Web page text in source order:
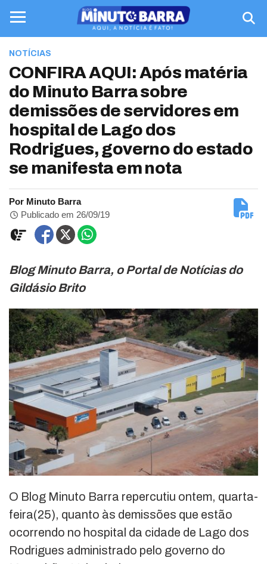
NOTÍCIAS
CONFIRA AQUI: Após matéria
do Minuto Barra sobre
demissões de servidores em
hospital de Lago dos
Rodrigues, governo do estado
se manifesta em nota
Por Minuto Barra
Publicado em 26/09/19
Blog Minuto Barra, o Portal de Notícias do
Gildásio Brito
O Blog Minuto Barra repercutiu ontem, quarta-
feira(25), quanto às demissões que estão
ocorrendo no hospital da cidade de Lago dos
Rodrigues administrado pelo governo do